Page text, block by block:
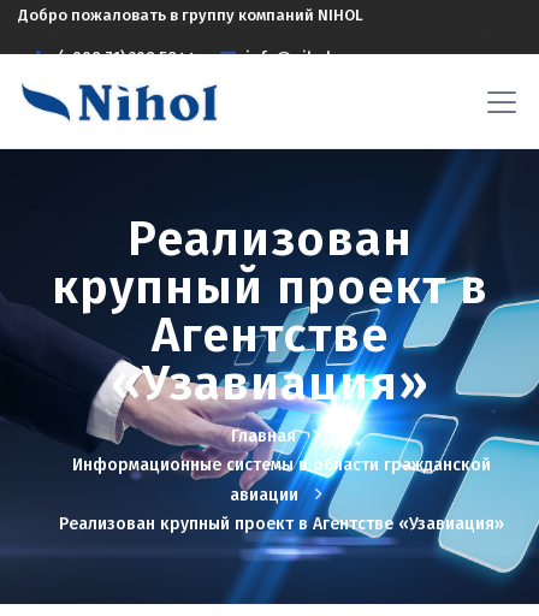
Добро пожаловать в группу компаний NIHOL
(+998 71) 208 5844 info@nihol.uz
Реализован
крупный проект в
Агентстве
«Узавиация»
Главная
Информационные системы в области гражданской
авиации
Реализован крупный проект в Агентстве «Узавиация»